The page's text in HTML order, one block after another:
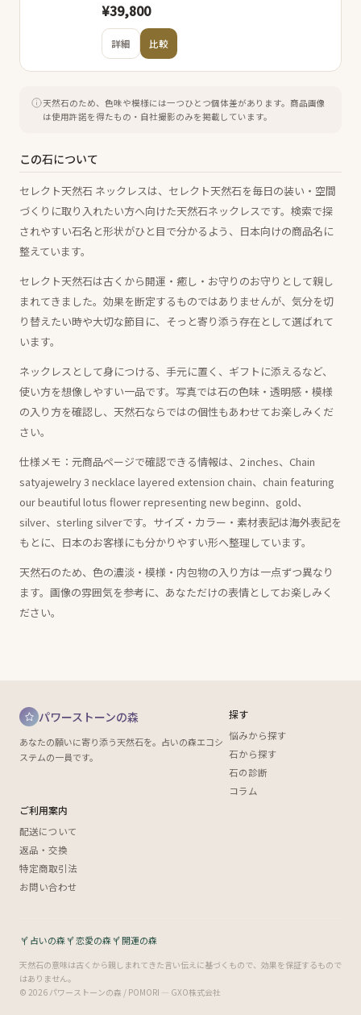
¥39,800
詳細 比較
天然石のため、色味や模様には一つひとつ個体差があります。 商品画像
は使用許諾を得たもの・自社撮影のみを掲載しています。
この石について
セレクト天然石 ネックレスは、セレクト天然石を毎日の装い・空間
づくりに取り入れたい方へ向けた天然石ネックレスです。検索で探
されやすい石名と形状がひと目で分かるよう、日本向けの商品名に
整えています。
セレクト天然石は古くから開運・癒し・お守りのお守りとして親し
まれてきました。効果を断定するものではありませんが、気分を切
り替えたい時や大切な節目に、そっと寄り添う存在として選ばれて
います。
ネックレスとして身につける、手元に置く、ギフトに添えるなど、
使い方を想像しやすい一品です。写真では石の色味・透明感・模様
の入り方を確認し、天然石ならではの個性もあわせてお楽しみくだ
さい。
仕様メモ：元商品ページで確認できる情報は、2 inches、Chain
satyajewelry 3 necklace layered extension chain、chain featuring
our beautiful lotus flower representing new beginn、gold、
silver、sterling silverです。サイズ・カラー・素材表記は海外表記を
もとに、日本のお客様にも分かりやすい形へ整理しています。
天然石のため、色の濃淡・模様・内包物の入り方は一点ずつ異なり
ます。画像の雰囲気を参考に、あなただけの表情としてお楽しみく
ださい。
パワーストーンの森
あなたの願いに寄り添う天然石を。占いの森エコシ
ステムの一員です。
探す
悩みから探す
石から探す
石の診断
コラム
ご利用案内
配送について
返品・交換
特定商取引法
お問い合わせ
占いの森 恋愛の森 開運の森
天然石の意味は古くから親しまれてきた言い伝えに基づくもので、効果を保証するもので
はありません。
© 2026 パワーストーンの森 / POMORI — GXO株式会社